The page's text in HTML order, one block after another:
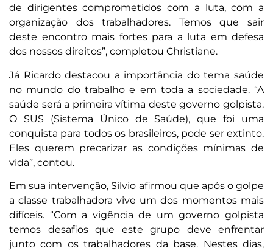
de dirigentes comprometidos com a luta, com a
organização dos trabalhadores. Temos que sair
deste encontro mais fortes para a luta em defesa
dos nossos direitos”, completou Christiane.
Já Ricardo destacou a importância do tema saúde
no mundo do trabalho e em toda a sociedade. “A
saúde será a primeira vítima deste governo golpista.
O SUS (Sistema Único de Saúde), que foi uma
conquista para todos os brasileiros, pode ser extinto.
Eles querem precarizar as condições mínimas de
vida”, contou.
Em sua intervenção, Silvio afirmou que após o golpe
a classe trabalhadora vive um dos momentos mais
difíceis. “Com a vigência de um governo golpista
temos desafios que este grupo deve enfrentar
junto com os trabalhadores da base. Nestes dias,